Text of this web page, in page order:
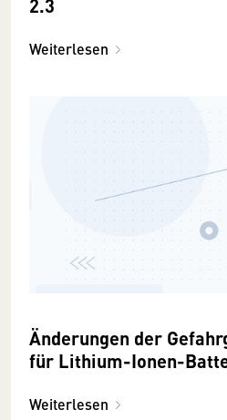
Weiterlesen
Änderungen der
für Lithium-Ionen-
Weiterlesen